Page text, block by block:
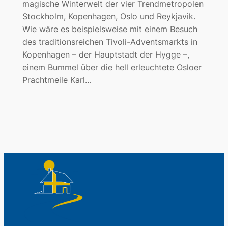
magische Winterwelt der vier Trendmetropolen
Stockholm, Kopenhagen, Oslo und Reykjavik.
Wie wäre es beispielsweise mit einem Besuch
des traditionsreichen Tivoli-Adventsmarkts in
Kopenhagen – der Hauptstadt der Hygge –,
einem Bummel über die hell erleuchtete Osloer
Prachtmeile Karl…